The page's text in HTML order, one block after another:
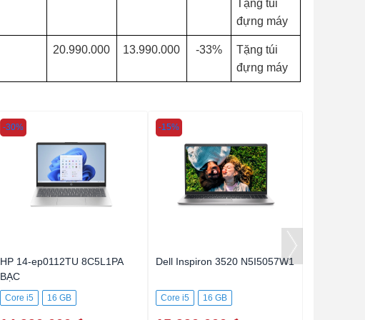
Tặng túi
đựng máy
20.990.000 13.990.000 -33%
Tặng túi
đựng máy
HP 14-ep0112TU 8C5L1PA
BẠC
Core i5
16 GB
512GB SSD
-30%
Dell Inspiron 3520 N5I5057W1
Core i5
16 GB
512GB SSD
-15%